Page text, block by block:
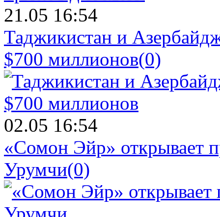
21.05 16:54
Таджикистан и
$700 миллионов(0)
02.05 16:54
«Сомон Эйр» открывает
Урумчи(0)